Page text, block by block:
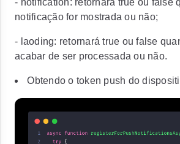
- notification: retornará true ou false
notificação for mostrada ou não;
- laoding: retornará true ou false
acabar de ser processada ou não.
Obtendo o token push do